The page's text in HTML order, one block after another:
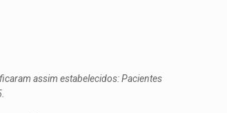
assim estabelecidos: Pacientes